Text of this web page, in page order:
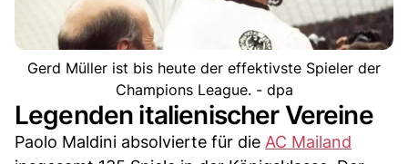
Gerd Müller ist bis heute der effektivste Spieler der
Champions League. - dpa
Legenden italienischer Vereine
Paolo Maldini absolvierte für die AC Mailand